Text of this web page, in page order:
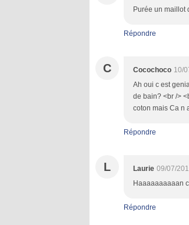
Purée un maillot
Répondre
C Cocochoco 10/
Ah oui c est
de bain? <br />
coton mais Ca n
Répondre
L Laurie 09/07/
Haaaaaaaaaan
Répondre